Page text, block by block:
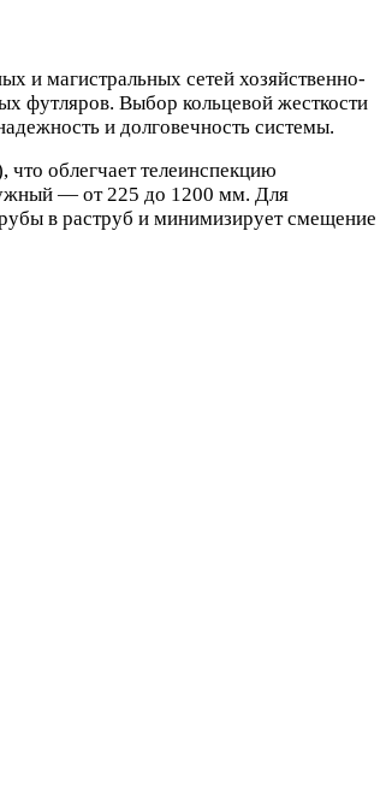
и магистральных сетей хозяйственно-
футляров. Выбор кольцевой жесткости
и долговечность системы.
что облегчает телеинспекцию
— от 225 до 1200 мм. Для
в раструб и минимизирует смещение